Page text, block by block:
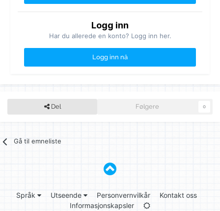
Logg inn
Har du allerede en konto? Logg inn her.
Logg inn nå
Del Følgere 0
Gå til emneliste
Språk Utseende Personvernvilkår
Kontakt oss
Informasjonskapsler